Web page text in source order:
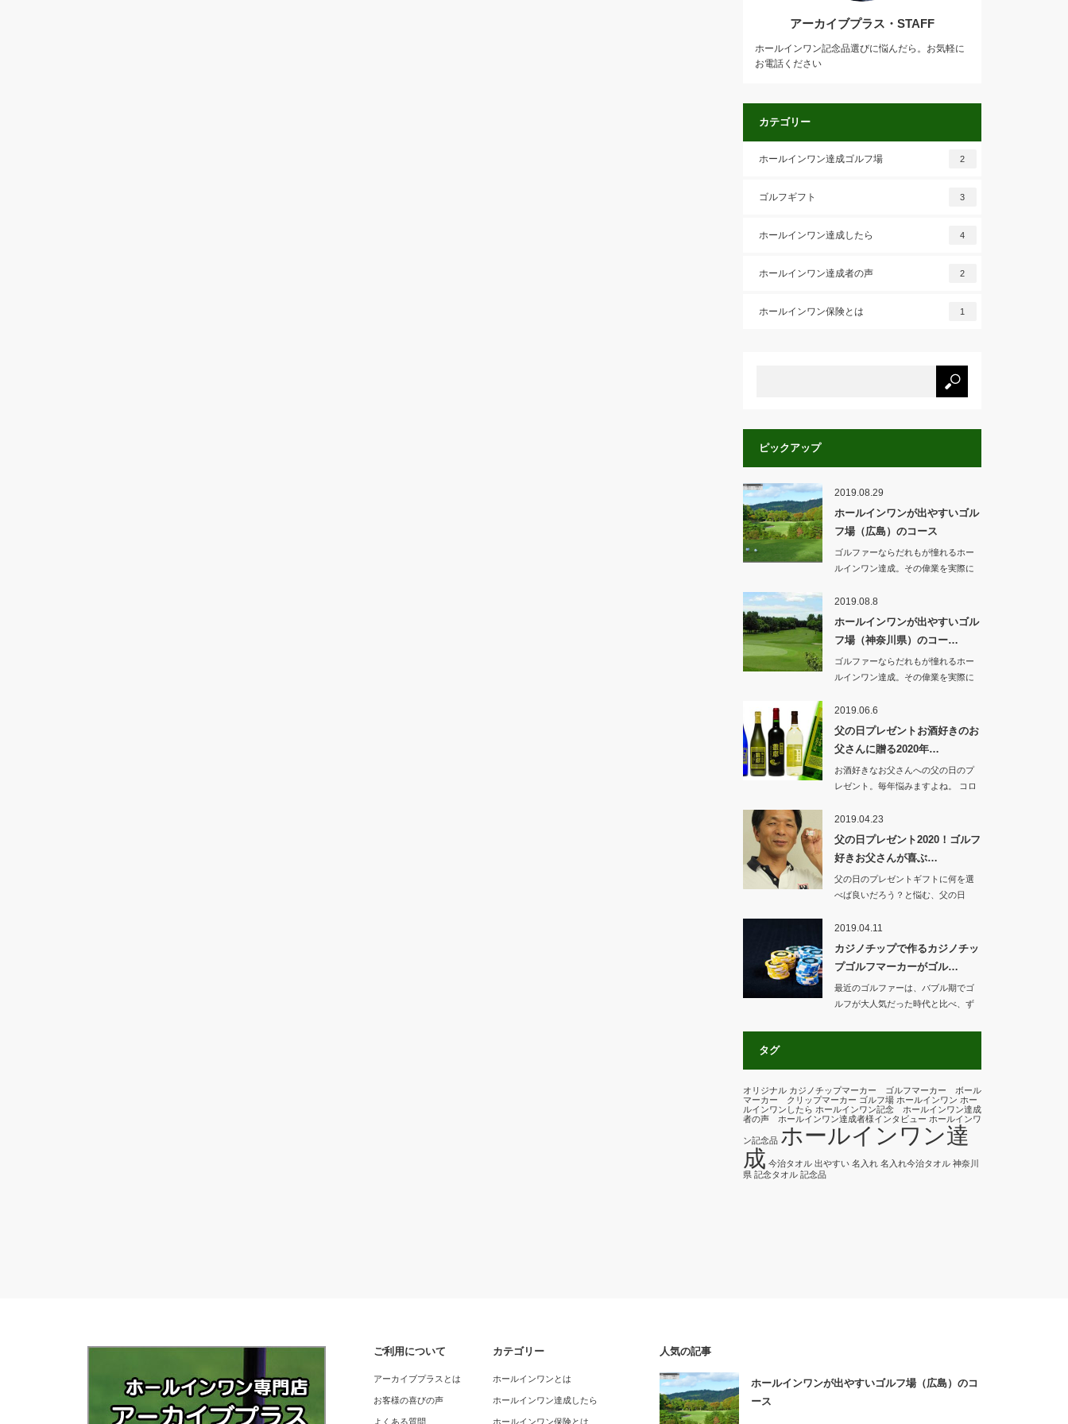
アーカイブプラス・STAFF
ホールインワン記念品選びに悩んだら。お気軽に
お電話ください
カテゴリー
ホールインワン達成ゴルフ場 2
ゴルフギフト 3
ホールインワン達成したら 4
ホールインワン達成者の声 2
ホールインワン保険とは 1
ピックアップ
2019.08.29
ホールインワンが出やすいゴル
フ場（広島）のコース
ゴルファーならだれもが憧れるホー
ルインワン達成。その偉業を実際に
2019.08.8
ホールインワンが出やすいゴル
フ場（神奈川県）のコー…
ゴルファーならだれもが憧れるホー
ルインワン達成。その偉業を実際に
2019.06.6
父の日プレゼントお酒好きのお
父さんに贈る2020年…
お酒好きなお父さんへの父の日のプ
レゼント。毎年悩みますよね。 コロ
2019.04.23
父の日プレゼント2020！ゴルフ
好きお父さんが喜ぶ…
父の日のプレゼントギフトに何を選
べば良いだろう？と悩む、父の日
2019.04.11
カジノチップで作るカジノチッ
プゴルフマーカーがゴル…
最近のゴルファーは、バブル期でゴ
ルフが大人気だった時代と比べ、ず
タグ
オリジナル カジノチップマーカー ゴルフマーカー ボール
マーカー クリップマーカー ゴルフ場 ホールインワン ホー
ルインワンしたら ホールインワン記念 ホールインワン達成
者の声 ホールインワン達成者様インタビュー ホールインワ
ン記念品 ホールインワン達
成 今治タオル 出やすい 名入れ 名入れ今治タオル 神奈川
県 記念タオル 記念品
人気の記事
ホールインワンが出やすいゴルフ場（広島）のコ
ース
ご利用について
アーカイブプラスとは
お客様の喜びの声
よくある質問
カテゴリー
ホールインワンとは
ホールインワン達成したら
ホールインワン保険とは